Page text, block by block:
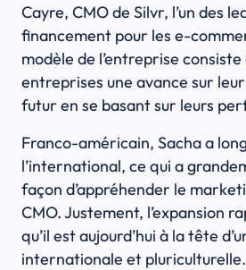
Cayre, CMO de Silvr, l’un des
financement pour les e-
modèle de l’entreprise
entreprises une avance sur
futur en se basant sur leurs
Franco-américain, Sacha a
l’international, ce qui a
façon d’appréhender le
CMO. Justement, l’expansion
qu’il est aujourd’hui à la tête
internationale et pluriculturelle.